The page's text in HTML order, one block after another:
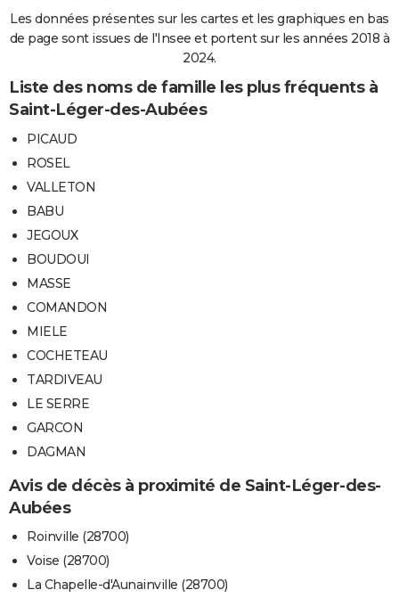
Les données présentes sur les cartes et les graphiques en bas
de page sont issues de l'Insee et portent sur les années 2018 à
2024.
Liste des noms de famille les plus fréquents à
Saint-Léger-des-Aubées
PICAUD
ROSEL
VALLETON
BABU
JEGOUX
BOUDOUI
MASSE
COMANDON
MIELE
COCHETEAU
TARDIVEAU
LE SERRE
GARCON
DAGMAN
Avis de décès à proximité de Saint-Léger-des-
Aubées
Roinville (28700)
Voise (28700)
La Chapelle-d'Aunainville (28700)